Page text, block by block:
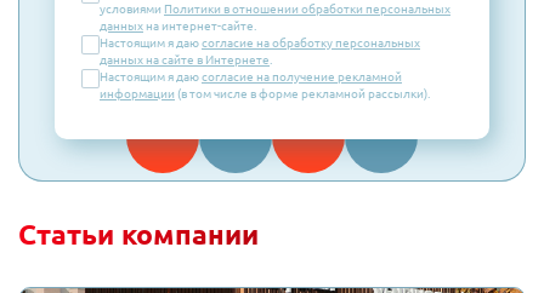
условиями Политики в отношении обработки персональных
данных на интернет-сайте.
Настоящим я даюсогласие на обработку персональных
данных на сайте в Интернете
Настоящим я даюсогласие на получение рекламной
информации (в том числе в форме рекламной рассылки).
Статьи компании